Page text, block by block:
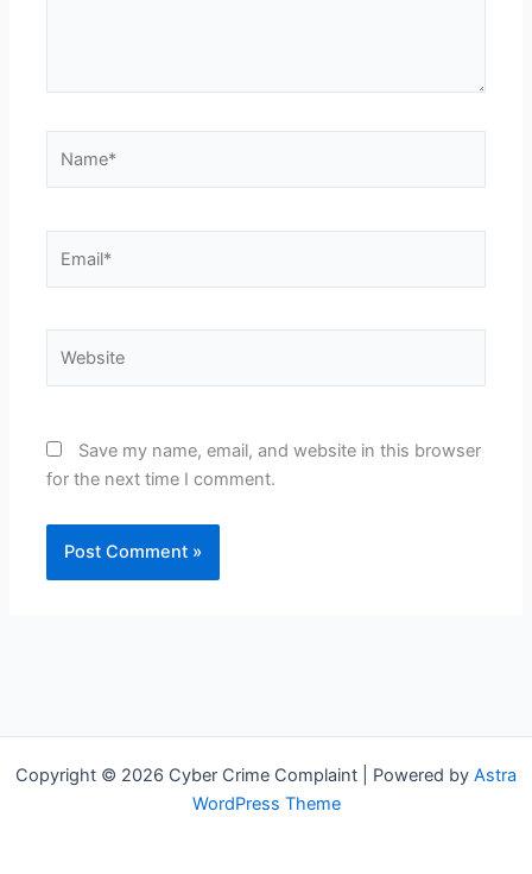
Save my name, email, and website in this browser
for the next time I comment.
Copyright © 2026 Cyber Crime Complaint | Powered by Astra
WordPress Theme